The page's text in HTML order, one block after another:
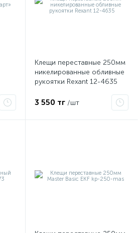
Клещи переставные 250мм
никелированные обливные
рукоятки Rexant 12-4635
3 550 тг /шт